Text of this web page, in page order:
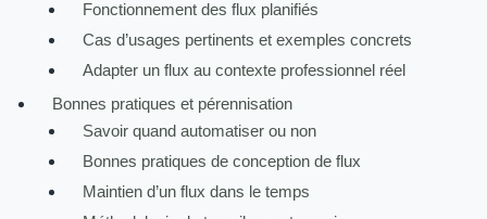
Fonctionnement des flux planifiés
Cas d’usages pertinents et exemples concrets
Adapter un flux au contexte professionnel réel
Bonnes pratiques et pérennisation
Savoir quand automatiser ou non
Bonnes pratiques de conception de flux
Maintien d’un flux dans le temps